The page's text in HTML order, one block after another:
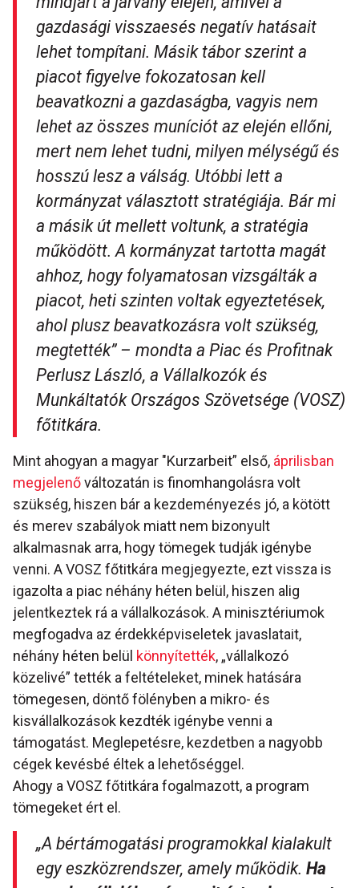
gazdasági visszaesés negatív hatásait
lehet tompítani. Másik tábor szerint a
piacot figyelve fokozatosan kell
beavatkozni a gazdaságba, vagyis nem
lehet az összes muníciót az elején ellőni,
mert nem lehet tudni, milyen mélységű és
hosszú lesz a válság. Utóbbi lett a
kormányzat választott stratégiája. Bár mi
a másik út mellett voltunk, a stratégia
működött. A kormányzat tartotta magát
ahhoz, hogy folyamatosan vizsgálták a
piacot, heti szinten voltak egyeztetések,
ahol plusz beavatkozásra volt szükség,
megtették” – mondta a Piac és Profitnak
Perlusz László, a Vállalkozók és
Munkáltatók Országos Szövetsége (VOSZ)
főtitkára.
Mint ahogyan a magyar "Kurzarbeit” első, áprilisban
megjelenőváltozatán is finomhangolásra volt
szükség, hiszen bár a kezdeményezés jó, a kötött
és merev szabályok miatt nem bizonyult
alkalmasnak arra, hogy tömegek tudják igénybe
venni. A VOSZ főtitkára megjegyezte, ezt vissza is
igazolta a piac néhány héten belül, hiszen alig
jelentkeztek rá a vállalkozások. A minisztériumok
megfogadva az érdekképviseletek javaslatait,
néhány héten belül könnyítették, „vállalkozó
közelivé” tették a feltételeket, minek hatására
tömegesen, döntő fölényben a mikro- és
kisvállalkozások kezdték igénybe venni a
támogatást. Meglepetésre, kezdetben a nagyobb
cégek kevésbé éltek a lehetőséggel.
Ahogy a VOSZ főtitkára fogalmazott, a program
tömegeket ért el.
„A bértámogatási programokkal kialakult
egy eszközrendszer, amely működik. Ha